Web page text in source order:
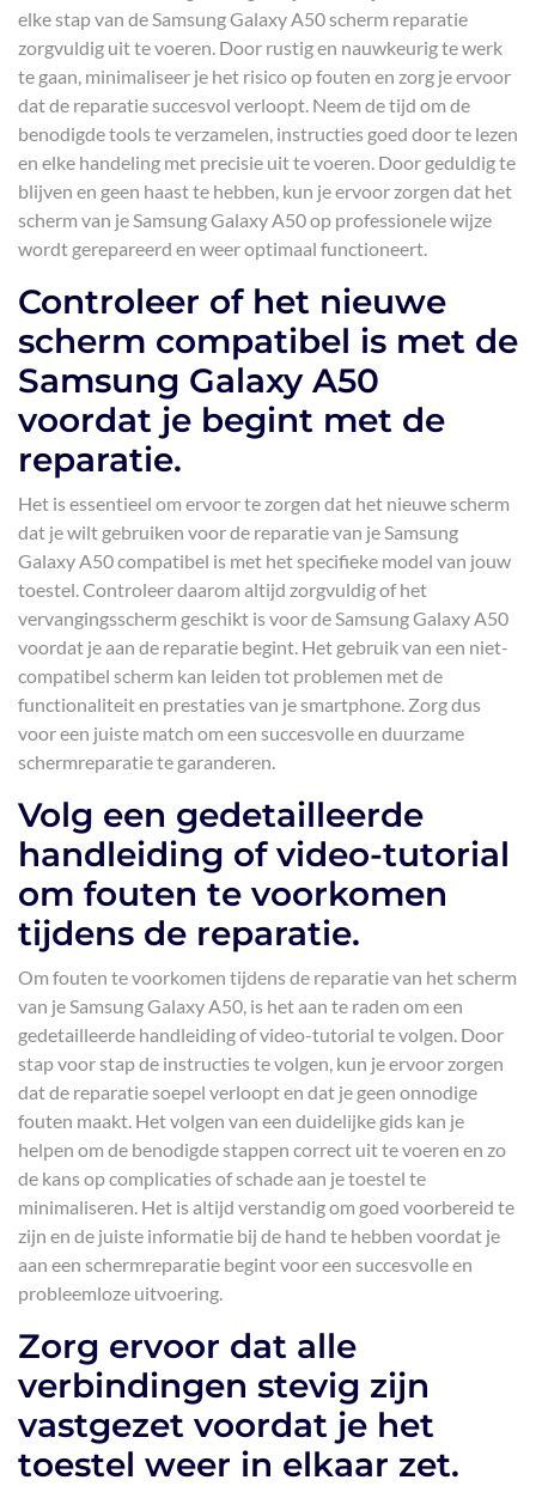
elke stap van de Samsung Galaxy A50 scherm reparatie
zorgvuldig uit te voeren. Door rustig en nauwkeurig te werk
te gaan, minimaliseer je het risico op fouten en zorg je ervoor
dat de reparatie succesvol verloopt. Neem de tijd om de
benodigde tools te verzamelen, instructies goed door te lezen
en elke handeling met precisie uit te voeren. Door geduldig te
blijven en geen haast te hebben, kun je ervoor zorgen dat het
scherm van je Samsung Galaxy A50 op professionele wijze
wordt gerepareerd en weer optimaal functioneert.
Controleer of het nieuwe
scherm compatibel is met de
Samsung Galaxy A50
voordat je begint met de
reparatie.
Het is essentieel om ervoor te zorgen dat het nieuwe scherm
dat je wilt gebruiken voor de reparatie van je Samsung
Galaxy A50 compatibel is met het specifieke model van jouw
toestel. Controleer daarom altijd zorgvuldig of het
vervangingsscherm geschikt is voor de Samsung Galaxy A50
voordat je aan de reparatie begint. Het gebruik van een niet-
compatibel scherm kan leiden tot problemen met de
functionaliteit en prestaties van je smartphone. Zorg dus
voor een juiste match om een succesvolle en duurzame
schermreparatie te garanderen.
Volg een gedetailleerde
handleiding of video-tutorial
om fouten te voorkomen
tijdens de reparatie.
Om fouten te voorkomen tijdens de reparatie van het scherm
van je Samsung Galaxy A50, is het aan te raden om een
gedetailleerde handleiding of video-tutorial te volgen. Door
stap voor stap de instructies te volgen, kun je ervoor zorgen
dat de reparatie soepel verloopt en dat je geen onnodige
fouten maakt. Het volgen van een duidelijke gids kan je
helpen om de benodigde stappen correct uit te voeren en zo
de kans op complicaties of schade aan je toestel te
minimaliseren. Het is altijd verstandig om goed voorbereid te
zijn en de juiste informatie bij de hand te hebben voordat je
aan een schermreparatie begint voor een succesvolle en
probleemloze uitvoering.
Zorg ervoor dat alle
verbindingen stevig zijn
vastgezet voordat je het
toestel weer in elkaar zet.